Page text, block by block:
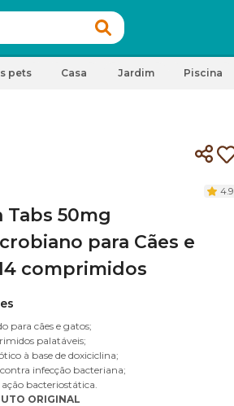
pets Casa Jardim Piscina
4.9
Tabs 50mg
para Cães e
comprimidos
para cães e gatos;
palatáveis;
à base de doxiciclina;
infecção bacteriana;
ação bacteriostática.
ORIGINAL